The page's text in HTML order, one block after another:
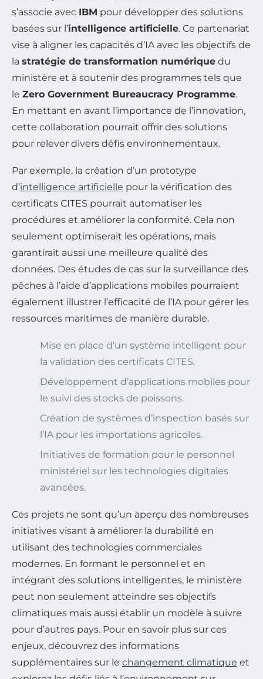
s’associe avec IBM pour développer des solutions
basées sur l’intelligence artificielle. Ce partenariat
vise à aligner les capacités d’IA avec les objectifs de
la stratégie de transformation numérique du
ministère et à soutenir des programmes tels que
le Zero Government Bureaucracy Programme.
En mettant en avant l’importance de l’innovation,
cette collaboration pourrait offrir des solutions
pour relever divers défis environnementaux.
Par exemple, la création d’un prototype
d’intelligence artificielle pour la vérification des
certificats CITES pourrait automatiser les
procédures et améliorer la conformité. Cela non
seulement optimiserait les opérations, mais
garantirait aussi une meilleure qualité des
données. Des études de cas sur la surveillance des
pêches à l’aide d’applications mobiles pourraient
également illustrer l’efficacité de l’IA pour gérer les
ressources maritimes de manière durable.
Mise en place d’un système intelligent pour
la validation des certificats CITES.
Développement d’applications mobiles pour
le suivi des stocks de poissons.
Création de systèmes d’inspection basés sur
l’IA pour les importations agricoles.
Initiatives de formation pour le personnel
ministériel sur les technologies digitales
avancées.
Ces projets ne sont qu’un aperçu des nombreuses
initiatives visant à améliorer la durabilité en
utilisant des technologies commerciales
modernes. En formant le personnel et en
intégrant des solutions intelligentes, le ministère
peut non seulement atteindre ses objectifs
climatiques mais aussi établir un modèle à suivre
pour d’autres pays. Pour en savoir plus sur ces
enjeux, découvrez des informations
supplémentaires sur le changement climatique et